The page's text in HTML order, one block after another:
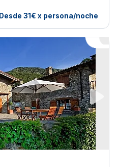
Desde 31€ x persona/noche